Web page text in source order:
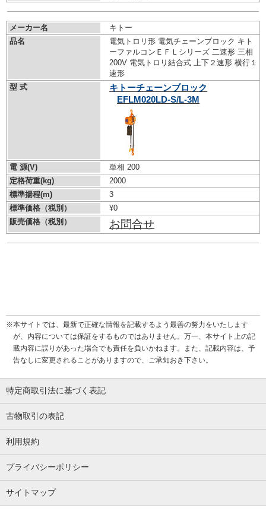
メーカー名
キトー
品名
電気トロリ形 電気チェーンブロック キト
ーファルコンＥＦＬシリーズ 二速形 三相
200V 電気トロリ結合式 上下２速形 横行１
速形
型 式
キトーチェーンブロック
EFLM020LD-S/L-3M
電 源(V)
単相 200
定格荷重(kg)
2000
標準揚程(m)
3
標準価格（税別）
¥0
販売価格（税別）
お問合せ
※本サイトでは、最新で正確な情報を記載するよう最善の努力をいたします
が、内容については保証をするものではありません。万一、本サイト上の記
載内容に誤りがあった場合でも責任を負いかねます。また、記載内容は、予
告なしに変更されることがありますので、ご承知おき下さい。
特定商取引法に基づく表記
古物取引の表記
利用規約
プライバシーポリシー
サイトマップ